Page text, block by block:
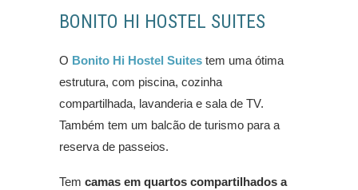
BONITO HI HOSTEL SUITES
O Bonito Hi Hostel Suites tem uma ótima
estrutura, com piscina, cozinha
compartilhada, lavanderia e sala de TV.
Também tem um balcão de turismo para a
reserva de passeios.
Tem camas em quartos compartilhados a